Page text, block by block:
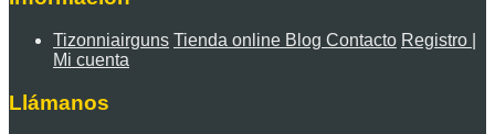
Tizonniairguns Tienda online Blog Contacto Registro |
Mi cuenta
Llámanos